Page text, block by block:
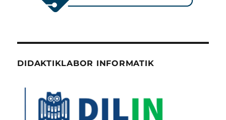
DIDAKTIKLABOR INFORMATIK